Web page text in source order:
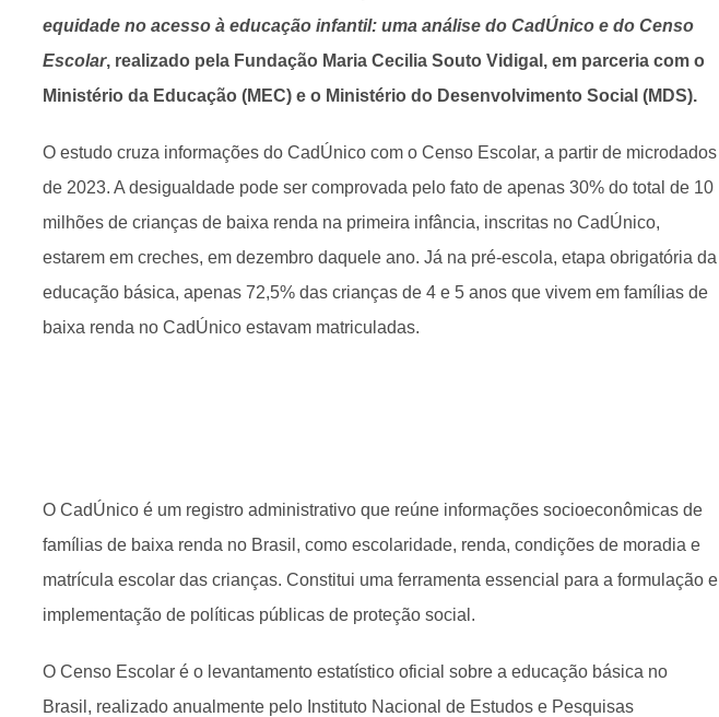
equidade no acesso à educação infantil: uma análise do CadÚnico e do Censo
Escolar, realizado pela Fundação Maria Cecilia Souto Vidigal, em parceria com o
Ministério da Educação (MEC) e o Ministério do Desenvolvimento Social (MDS).
O estudo cruza informações do CadÚnico com o Censo Escolar, a partir de microdados
de 2023. A desigualdade pode ser comprovada pelo fato de apenas 30% do total de 10
milhões de crianças de baixa renda na primeira infância, inscritas no CadÚnico,
estarem em creches, em dezembro daquele ano. Já na pré-escola, etapa obrigatória da
educação básica, apenas 72,5% das crianças de 4 e 5 anos que vivem em famílias de
baixa renda no CadÚnico estavam matriculadas.
O CadÚnico é um registro administrativo que reúne informações socioeconômicas de
famílias de baixa renda no Brasil, como escolaridade, renda, condições de moradia e
matrícula escolar das crianças. Constitui uma ferramenta essencial para a formulação e
implementação de políticas públicas de proteção social.
O Censo Escolar é o levantamento estatístico oficial sobre a educação básica no
Brasil, realizado anualmente pelo Instituto Nacional de Estudos e Pesquisas